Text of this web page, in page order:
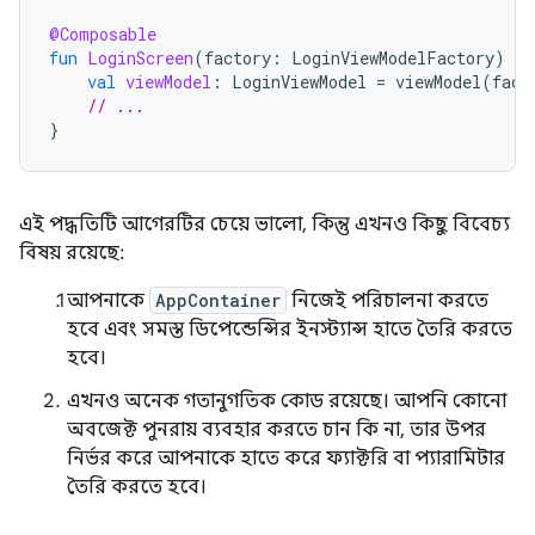
@Composable
fun LoginScreen(factory : LoginViewModelFactory)
val viewModel : LoginViewModel = viewModel(
// ...
}
এই পদ্ধতিটি আগেরটির চেয়ে ভালো, কিন্তু এখনও কিছু বিবেচ্য
বিষয় রয়েছে:
আপনাকে AppContainer নিজেই পরিচালনা করতে
হবে এবং সমস্ত ডিপেন্ডেন্সির ইনস্ট্যান্স হাতে তৈরি করতে
হবে।
এখনও অনেক গতানুগতিক কোড রয়েছে। আপনি কোনো
অবজেক্ট পুনরায় ব্যবহার করতে চান কি না, তার উপর
নির্ভর করে আপনাকে হাতে করে ফ্যাক্টরি বা প্যারামিটার
তৈরি করতে হবে।